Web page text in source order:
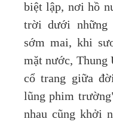
biệt lập, nơi hồ
trời dưới những
sớm mai, khi
mặt nước, Thung
cổ trang giữa
lũng phim
nhau cũng khởi